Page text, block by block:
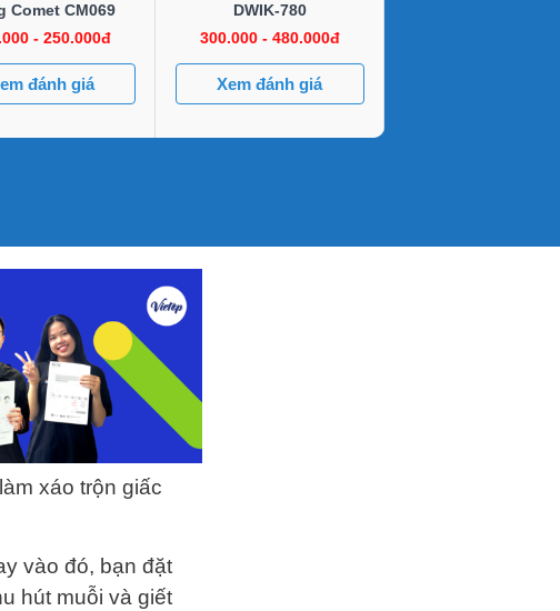
Comet CM069
- 250.000đ
đánh giá
DWIK-780
300.000 - 480.000đ
Xem đánh giá
xáo trộn giấc
vào đó, bạn đặt
hút muỗi và giết